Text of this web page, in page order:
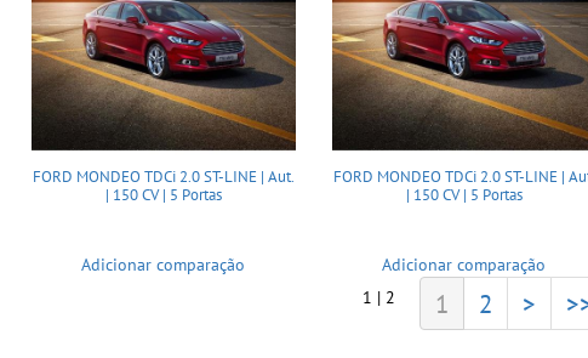
FORD MONDEO TDCi 2.0 ST-LINE | Aut.
| 150 CV | 5 Portas
Adicionar comparação
FORD MONDEO TDCi 2.0 ST-LINE |
| 150 CV | 5 Portas
Adicionar comparação
1 | 2
1 2 >